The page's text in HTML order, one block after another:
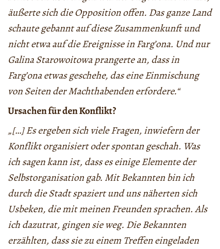
äußerte sich die Opposition offen. Das ganze Land
schaute gebannt auf diese Zusammenkunft und
nicht etwa auf die Ereignisse in Farg’ona. Und nur
Galina Starowoitowa prangerte an, dass in
Farg’ona etwas geschehe, das eine Einmischung
von Seiten der Machthabenden erfordere.“
Ursachen für den Konflikt?
„[…] Es ergeben sich viele Fragen, inwiefern der
Konflikt organisiert oder spontan geschah. Was
ich sagen kann ist, dass es einige Elemente der
Selbstorganisation gab. Mit Bekannten bin ich
durch die Stadt spaziert und uns näherten sich
Usbeken, die mit meinen Freunden sprachen. Als
ich dazutrat, gingen sie weg. Die Bekannten
erzählten, dass sie zu einem Treffen eingeladen